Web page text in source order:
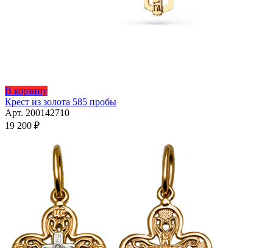
В корзину
Крест из золота 585 пробы
Арт. 200142710
19 200 ₽